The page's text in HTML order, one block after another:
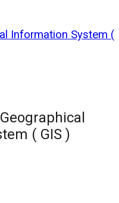
Information System (
( GIS )